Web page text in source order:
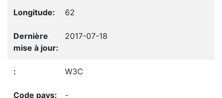
62
2017-07-18
W3C
-